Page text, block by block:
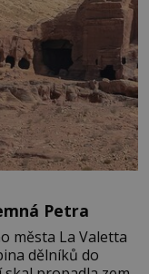
Petra
města La Valetta
dělníků do